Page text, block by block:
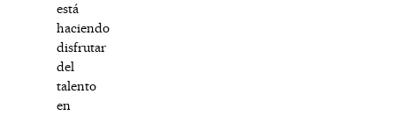
está
haciendo
disfrutar
del
talento
en